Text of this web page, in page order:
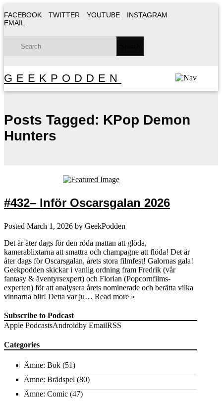
FACEBOOK TWITTER YOUTUBE
INSTAGRAM
EMAIL
GEEKPODDEN
Posts Tagged: KPop Demon
Hunters
#432– Inför Oscarsgalan 2026
Posted March 1, 2026 by GeekPodden
Det är åter dags för den röda mattan att glöda,
kamerablixtarna att smattra och champagne att flöda! Det är
åter dags för Oscarsgalan, årets stora filmfest! Galornas gala!
Geekpodden skickar i vanlig ordning fram Fredrik (vår
fantasy & äventyrsexpert) och Florian (Popcornfilms-
experten) för att analysera årets nominerade och berätta vilka
vinnarna blir! Detta var ju… Read more »
Subscribe to Podcast
Apple PodcastsAndroidby EmailRSS
Categories
Ämne: Bok (51)
Ämne: Brädspel (80)
Ämne: Comic (47)